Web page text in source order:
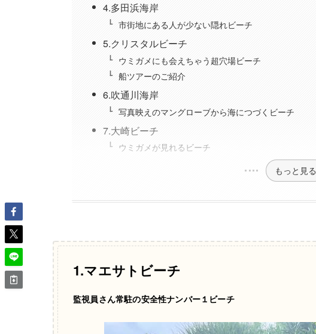
4.多田浜海岸
市街地にある人が少ない隠れビーチ
5.クリスタルビーチ
ウミガメにも会えちゃう超穴場ビーチ
船ツアーのご紹介
6.吹通川海岸
写真映えのマングローブから海につづくビーチ
7.大崎ビーチ
ウミガメが見れるビーチ
もっと見る
1.マエサトビーチ
監視員さん常駐の安全性ナンバー１ビーチ